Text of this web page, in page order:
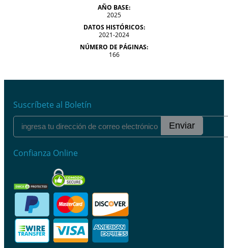
AÑO BASE:
2025
DATOS HISTÓRICOS:
2021-2024
NÚMERO DE PÁGINAS:
166
Suscríbete al Boletín
Enviar
Confianza Online